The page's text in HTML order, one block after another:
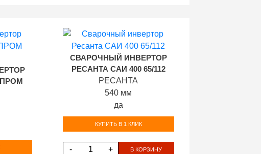
СВАРОЧНЫЙ ИНВЕРТОР
РЕСАНТА САИ 400 65/112
РЕСАНТА
540 мм
да
КУПИТЬ В 1 КЛИК
- + В КОРЗИНУ